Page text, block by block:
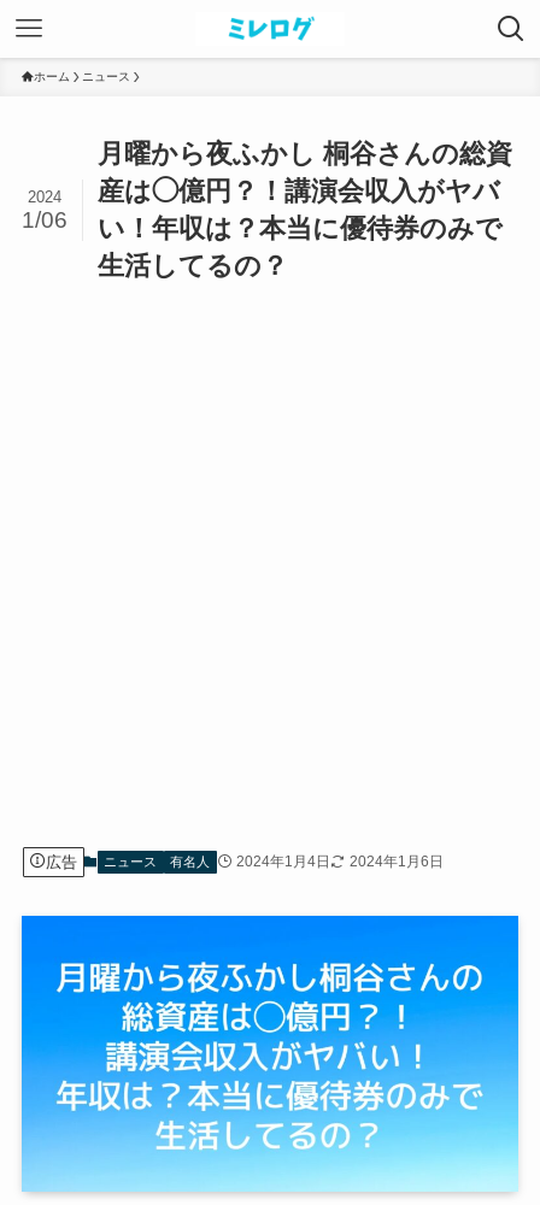
ホーム ニュース
月曜から夜ふかし 桐谷さんの総資
産は◯億円？！講演会収入がヤバ
い！年収は？本当に優待券のみで
生活してるの？
2024
1/06
広告 ニュース 有名人 2024年1月4日 2024年1月6日